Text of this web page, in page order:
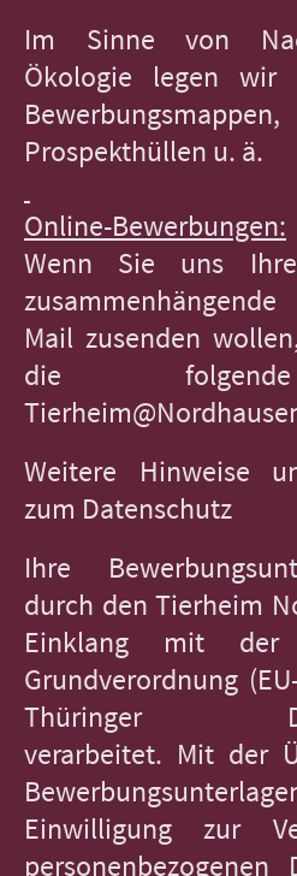
Im Sinne von
Ökologie legen wir
Prospekthüllen u. ä.
Online-Bewerbungen:
Wenn Sie uns
Mail zusenden
die
Weitere Hinweise
zum Datenschutz
Ihre
durch den Tierheim
Einklang mit der
Grundverordnung
Thüringer
verarbeitet. Mit der
Einwilligung zur